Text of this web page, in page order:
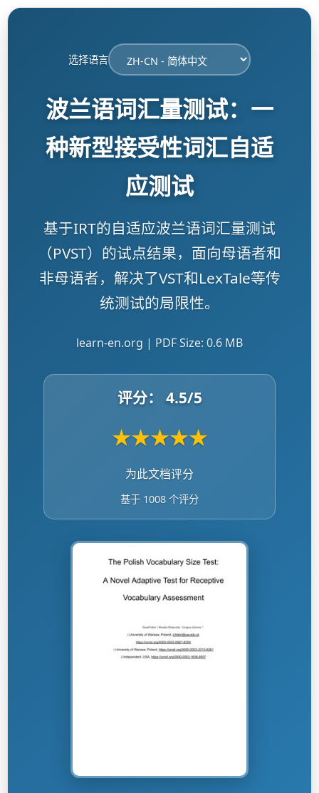
选择语言
波兰语词汇量测试：一
种新型接受性词汇自适
应测试
基于IRT的自适应波兰语词汇量测试
（PVST）的试点结果，面向母语者和
非母语者，解决了VST和LexTale等传
统测试的局限性。
learn-en.org | PDF Size: 0.6 MB
评分： 4.5/5
★★★★★
为此文档评分
基于 1008 个评分